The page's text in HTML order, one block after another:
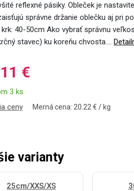
reflexné pásiky. Obleček je
správne držanie oblečku aj pri
krk: 40-50cm Ako vybrať správnu
stavec) ku koreňu chvosta.…
€
3 ks
ceny
Merná cena: 20.22 € / kg
varianty
25cm/XXS/XS